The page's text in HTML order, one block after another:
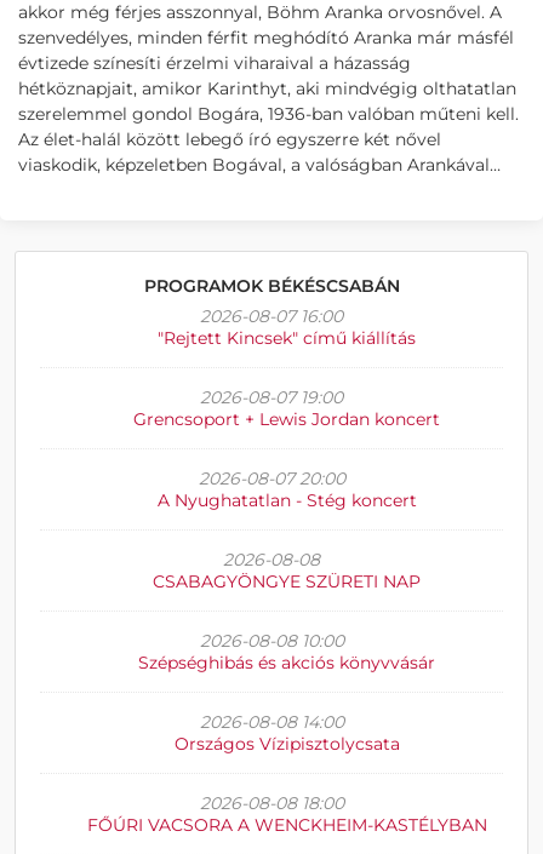
akkor még férjes asszonnyal, Böhm Aranka orvosnővel. A
szenvedélyes, minden férfit meghódító Aranka már másfél
évtizede színesíti érzelmi viharaival a házasság
hétköznapjait, amikor Karinthyt, aki mindvégig olthatatlan
szerelemmel gondol Bogára, 1936-ban valóban műteni kell.
Az élet-halál között lebegő író egyszerre két nővel
viaskodik, képzeletben Bogával, a valóságban Arankával…
PROGRAMOK BÉKÉSCSABÁN
2026-08-07 16:00
"Rejtett Kincsek" című kiállítás
2026-08-07 19:00
Grencsoport + Lewis Jordan koncert
2026-08-07 20:00
A Nyughatatlan - Stég koncert
2026-08-08
CSABAGYÖNGYE SZÜRETI NAP
2026-08-08 10:00
Szépséghibás és akciós könyvvásár
2026-08-08 14:00
Országos Vízipisztolycsata
2026-08-08 18:00
FŐÚRI VACSORA A WENCKHEIM-KASTÉLYBAN